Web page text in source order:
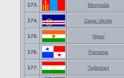
173. Mongolia
174. Cape Verde
175. Niger
176. Panama
177. Tajikistan